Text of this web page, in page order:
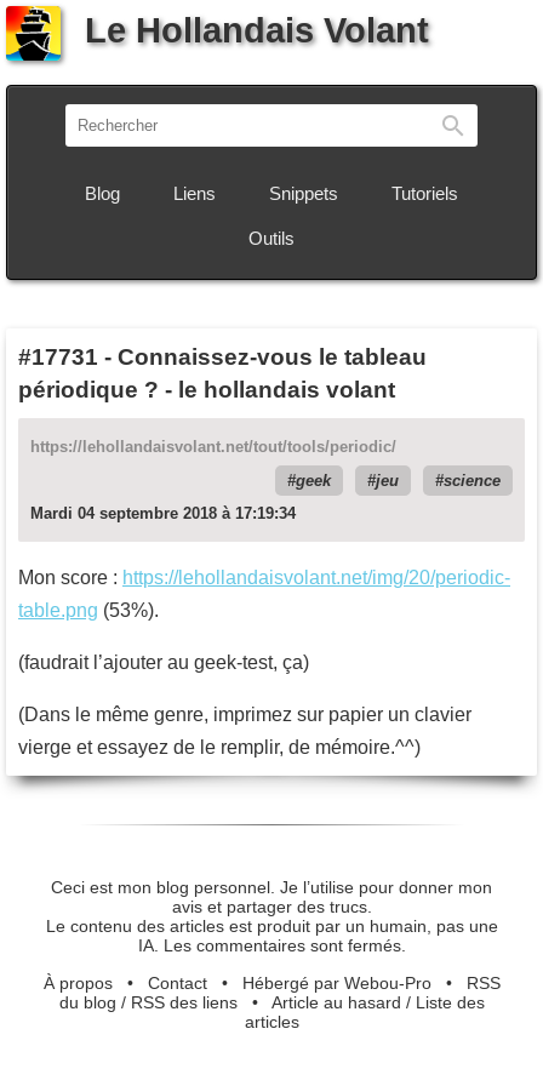
Le Hollandais Volant
Blog Liens Snippets Tutoriels
Outils
#17731 - Connaissez-vous le tableau
périodique ? - le hollandais volant
https://lehollandaisvolant.net/tout/tools/periodic/
geek
jeu
science
Mardi 04 septembre 2018 à 17:19:34
Mon score : https://lehollandaisvolant.net/img/20/periodic-
table.png (53%).
(faudrait l’ajouter au geek-test, ça)
(Dans le même genre, imprimez sur papier un clavier
vierge et essayez de le remplir, de mémoire.^^)
Ceci est mon blog personnel. Je l’utilise pour donner mon
avis et partager des trucs.
Le contenu des articles est produit par un humain, pas une
IA. Les commentaires sont fermés.
À propos• Contact• Hébergé par Webou-Pro• RSS
du blog / RSS des liens• Article au hasard / Liste des
articles